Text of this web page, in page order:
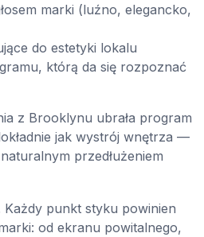
marki (luźno, elegancko,
do estetyki lokalu
którą da się rozpoznać
z Brooklynu ubrała program
jak wystrój wnętrza —
przedłużeniem
Każdy punkt styku powinien
od ekranu powitalnego,